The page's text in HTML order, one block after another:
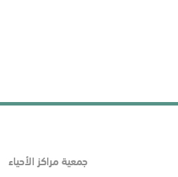
جمعية مراكز الأحياء